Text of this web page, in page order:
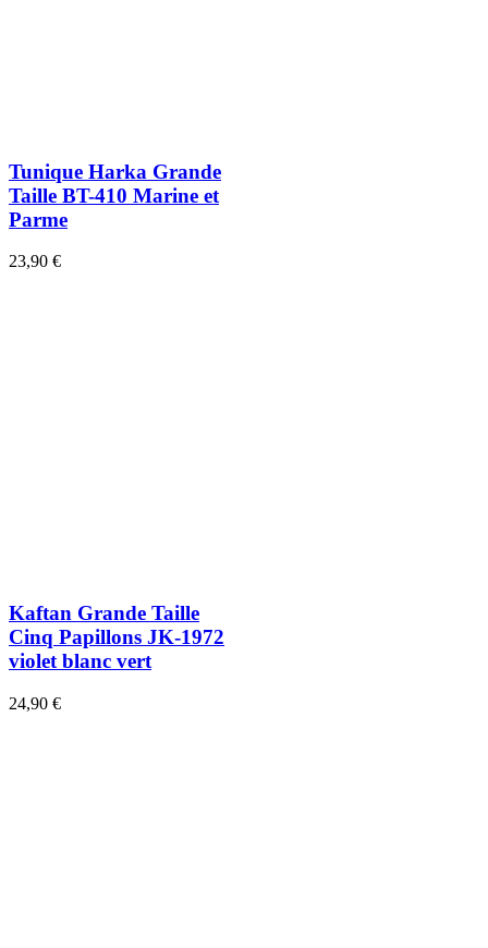
Tunique Harka Grande
Taille BT-410 Marine et
Parme
23,90 €
Kaftan Grande Taille
Cinq Papillons JK-1972
violet blanc vert
24,90 €